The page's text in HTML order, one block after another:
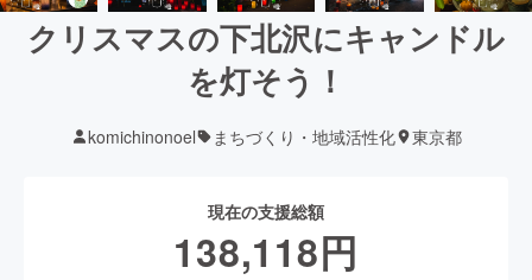
クリスマスの下北沢にキャンドル
を灯そう！
komichinonoel まちづくり・地域活性化 東京都
現在の支援総額
138,118円